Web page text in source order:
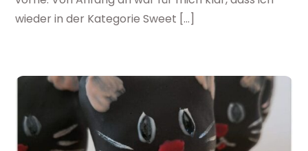
wieder in der Kategorie Sweet […]